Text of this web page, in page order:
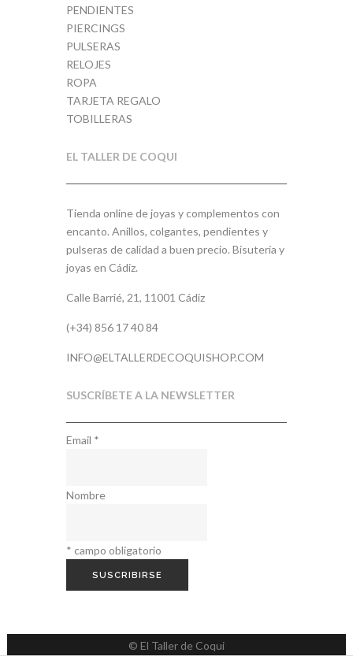
PENDIENTES
PIERCINGS
PULSERAS
RELOJES
ROPA
TARJETA REGALO
TOBILLERAS
EL TALLER DE COQUI
Tienda online de joyas y complementos con
encanto. Anillos, colgantes, pendientes y
pulseras de calidad a buen precio. Bisutería y
joyas en Cádiz.
Calle Barrié, 21, 11001 Cádiz
(+34) 856 17 40 84
INFO@ELTALLERDECOQUISHOP.COM
SUSCRÍBETE A LA NEWSLETTER
Email *
Nombre
* campo obligatorio
© El Taller de Coqui